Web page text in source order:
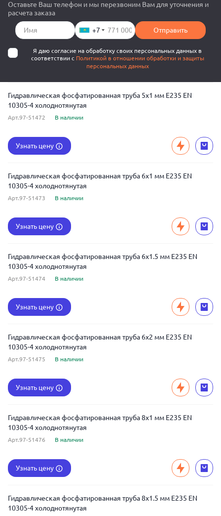
Оставьте Ваш телефон и мы перезвоним Вам для уточнения и
расчета заказа
+7 Отправить
Я даю согласие на обработку своих персональных данных в
соответствии с Политикой в отношении обработки и защиты
персональных данных
Гидравлическая фосфатированная труба 5x1 мм E235 EN
10305-4 холоднотянутая
Арт.97-51472 В наличии
Узнать цену
Гидравлическая фосфатированная труба 6x1 мм E235 EN
10305-4 холоднотянутая
Арт.97-51473 В наличии
Узнать цену
Гидравлическая фосфатированная труба 6x1.5 мм E235 EN
10305-4 холоднотянутая
Арт.97-51474 В наличии
Узнать цену
Гидравлическая фосфатированная труба 6x2 мм E235 EN
10305-4 холоднотянутая
Арт.97-51475 В наличии
Узнать цену
Гидравлическая фосфатированная труба 8x1 мм E235 EN
10305-4 холоднотянутая
Арт.97-51476 В наличии
Узнать цену
Гидравлическая фосфатированная труба 8x1.5 мм E235 EN
10305-4 холоднотянутая